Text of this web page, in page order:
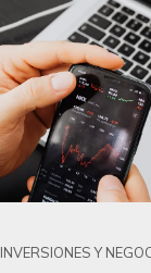
INVERSIONES Y